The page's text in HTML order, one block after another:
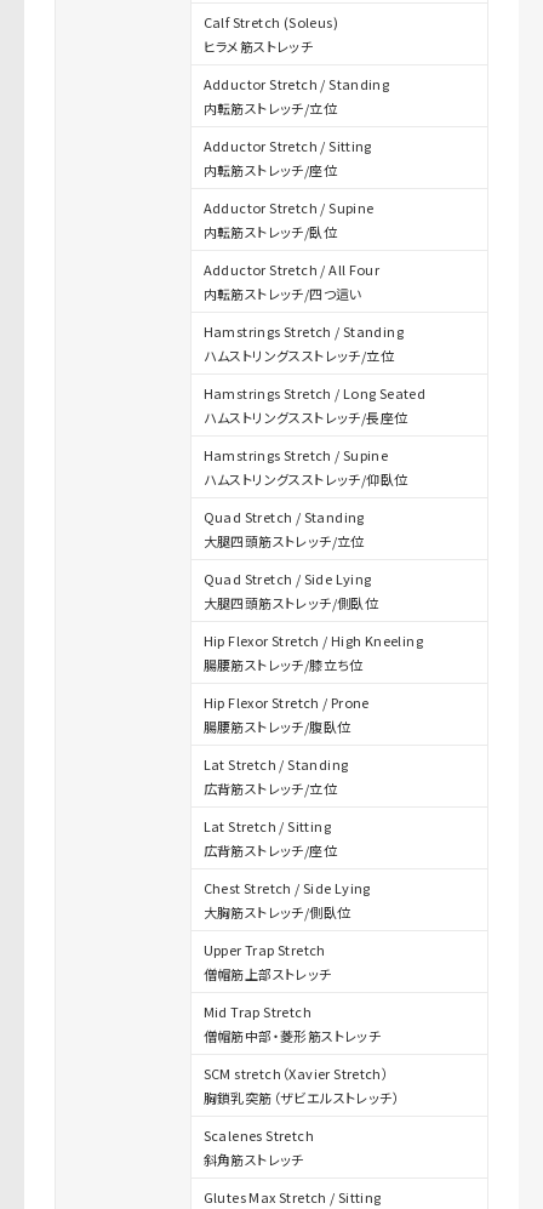
Calf Stretch (Soleus)
ヒラメ筋ストレッチ
Adductor Stretch / Standing
内転筋ストレッチ/立位
Adductor Stretch / Sitting
内転筋ストレッチ/座位
Adductor Stretch / Supine
内転筋ストレッチ/臥位
Adductor Stretch / All Four
内転筋ストレッチ/四つ這い
Hamstrings Stretch / Standing
ハムストリングスストレッチ/立位
Hamstrings Stretch / Long Seated
ハムストリングスストレッチ/長座位
Hamstrings Stretch / Supine
ハムストリングスストレッチ/仰臥位
Quad Stretch / Standing
大腿四頭筋ストレッチ/立位
Quad Stretch / Side Lying
大腿四頭筋ストレッチ/側臥位
Hip Flexor Stretch / High Kneeling
腸腰筋ストレッチ/膝立ち位
Hip Flexor Stretch / Prone
腸腰筋ストレッチ/腹臥位
Lat Stretch / Standing
広背筋ストレッチ/立位
Lat Stretch / Sitting
広背筋ストレッチ/座位
Chest Stretch / Side Lying
大胸筋ストレッチ/側臥位
Upper Trap Stretch
僧帽筋上部ストレッチ
Mid Trap Stretch
僧帽筋中部・菱形筋ストレッチ
SCM stretch（Xavier Stretch）
胸鎖乳突筋（ザビエルストレッチ）
Scalenes Stretch
斜角筋ストレッチ
Glutes Max Stretch / Sitting